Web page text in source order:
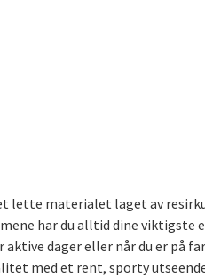
lette materialet laget av
har du alltid dine
dager eller når du er på
med et rent, sporty